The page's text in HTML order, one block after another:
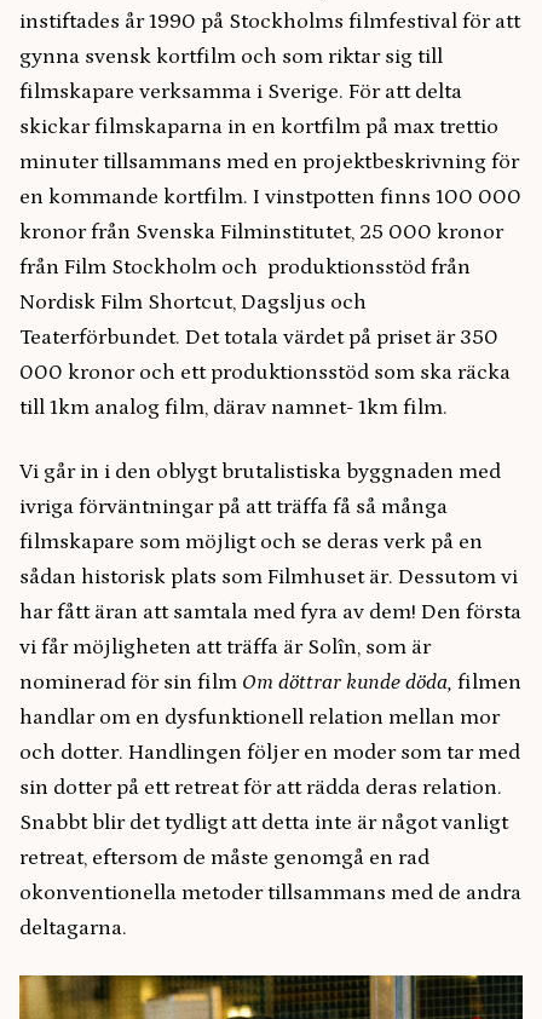
instiftades år 1990 på Stockholms filmfestival för att
gynna svensk kortfilm och som riktar sig till
filmskapare verksamma i Sverige. För att delta
skickar filmskaparna in en kortfilm på max trettio
minuter tillsammans med en projektbeskrivning för
en kommande kortfilm. I vinstpotten finns 100 000
kronor från Svenska Filminstitutet, 25 000 kronor
från Film Stockholm och produktionsstöd från
Nordisk Film Shortcut, Dagsljus och
Teaterförbundet. Det totala värdet på priset är 350
000 kronor och ett produktionsstöd som ska räcka
till 1km analog film, därav namnet- 1km film.
Vi går in i den oblygt brutalistiska byggnaden med
ivriga förväntningar på att träffa få så många
filmskapare som möjligt och se deras verk på en
sådan historisk plats som Filmhuset är. Dessutom vi
har fått äran att samtala med fyra av dem! Den första
vi får möjligheten att träffa är Solîn, som är
nominerad för sin film Om döttrar kunde döda, filmen
handlar om en dysfunktionell relation mellan mor
och dotter. Handlingen följer en moder som tar med
sin dotter på ett retreat för att rädda deras relation.
Snabbt blir det tydligt att detta inte är något vanligt
retreat, eftersom de måste genomgå en rad
okonventionella metoder tillsammans med de andra
deltagarna.